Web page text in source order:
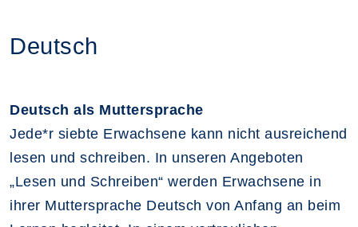
Deutsch
Deutsch als Muttersprache
Jede*r siebte Erwachsene kann nicht ausreichend
lesen und schreiben. In unseren Angeboten
„Lesen und Schreiben“ werden Erwachsene in
ihrer Muttersprache Deutsch von Anfang an beim